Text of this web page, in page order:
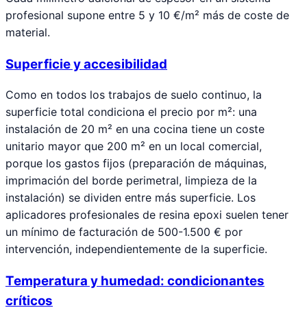
profesional supone entre 5 y 10 €/m² más de coste de
material.
Superficie y accesibilidad
Como en todos los trabajos de suelo continuo, la
superficie total condiciona el precio por m²: una
instalación de 20 m² en una cocina tiene un coste
unitario mayor que 200 m² en un local comercial,
porque los gastos fijos (preparación de máquinas,
imprimación del borde perimetral, limpieza de la
instalación) se dividen entre más superficie. Los
aplicadores profesionales de resina epoxi suelen tener
un mínimo de facturación de 500-1.500 € por
intervención, independientemente de la superficie.
Temperatura y humedad: condicionantes
críticos